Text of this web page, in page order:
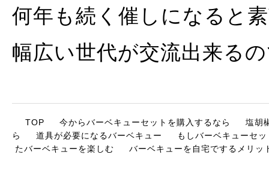
何年も続く催しになると
幅広い世代が交流出来る
TOP 今からバーベキューセットを購入するなら
塩胡
ら
道具が必要になるバーベキュー
もしバーベキューセ
たバーベキューを楽しむ
バーベキューを自宅でするメリッ